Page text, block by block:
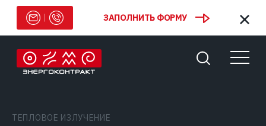
ТЕПЛОВОЕ ИЗЛУЧЕНИЕ
ЗАПОЛНИТЬ ФОРМУ